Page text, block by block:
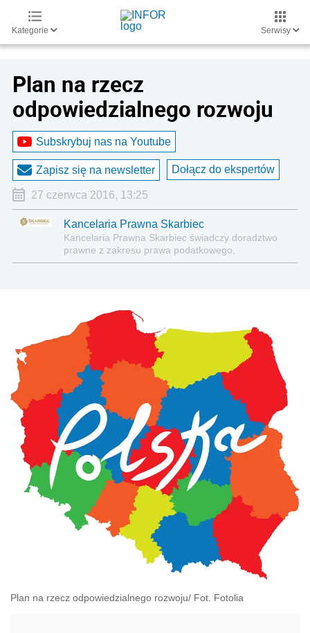
Kategorie Serwisy
Plan na rzecz
odpowiedzialnego rozwoju
Subskrybuj nas na Youtube
Zapisz się na newsletter Dołącz do ekspertów
27 czerwca 2016, 13:25
Kancelaria Prawna Skarbiec
Kancelaria Prawna Skarbiec świadczy doradztwo
prawne z zakresu prawa podatkowego,
gospodarczego, cywilnego i karnego.
Plan na rzecz odpowiedzialnego rozwoju/ Fot. Fotolia